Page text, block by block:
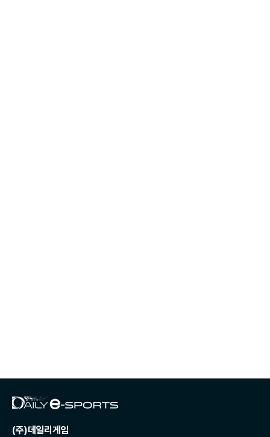
(주)데일리게임